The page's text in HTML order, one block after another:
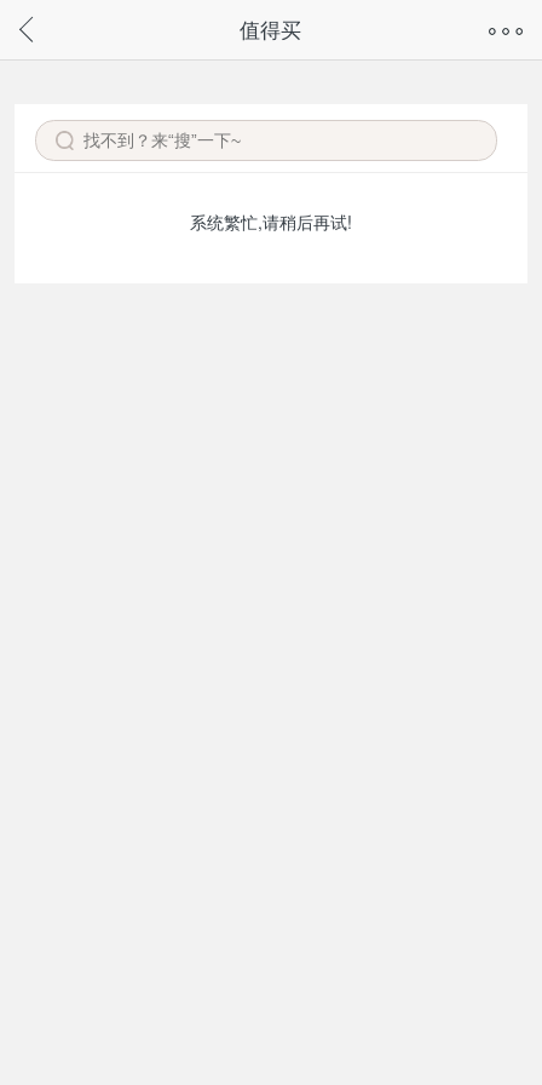
请通过微信或支付宝搜“奇兔客小程序”访问
值得买
系统繁忙,请稍后再试!